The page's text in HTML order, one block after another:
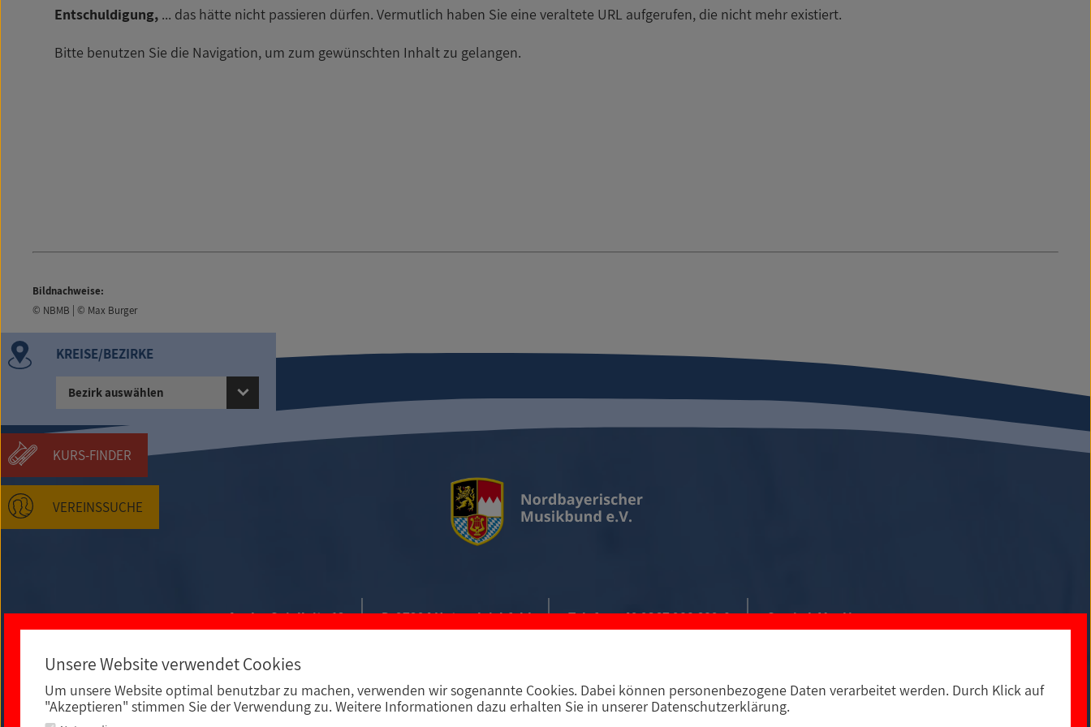
KREISE/BEZIRKE
Bezirk auswählen
KURS-FINDER
VEREINSSUCHE
Entschuldigung, ... das hätte nicht passieren dürfen. Vermutlich haben Sie eine veraltete URL aufgerufen, die nicht mehr existiert.
Bitte benutzen Sie die Navigation, um zum gewünschten Inhalt zu gelangen.
Bildnachweise:
© NBMB | © Max Burger
An der Spielleite 12 D-97294 Unterpleichfeld Telefon +49 9367 988 689-0 Social Media
E-MAIL KONTAKT
Unsere Website verwendet Cookies
Um unsere Website optimal benutzbar zu machen, verwenden wir sogenannte Cookies. Dabei können personenbezogene Daten verarbeitet werden. Durch Klick auf
"Akzeptieren" stimmen Sie der Verwendung zu. Weitere Informationen dazu erhalten Sie in unserer Datenschutzerklärung.